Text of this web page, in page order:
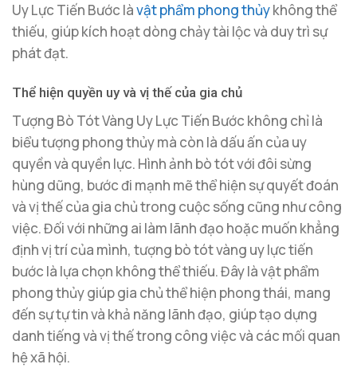
Uy Lực Tiến Bước làvật phẩm phong thủykhông thể
thiếu, giúp kích hoạt dòng chảy tài lộc và duy trì sự
phát đạt.
Thể hiện quyền uy và vị thế của gia chủ
Tượng Bò Tót Vàng Uy Lực Tiến Bước không chỉ là
biểu tượng phong thủy mà còn là dấu ấn của uy
quyền và quyền lực. Hình ảnh bò tót với đôi sừng
hùng dũng, bước đi mạnh mẽ thể hiện sự quyết đoán
và vị thế của gia chủ trong cuộc sống cũng như công
việc. Đối với những ai làm lãnh đạo hoặc muốn khẳng
định vị trí của mình, tượng bò tót vàng uy lực tiến
bước là lựa chọn không thể thiếu. Đây là vật phẩm
phong thủy giúp gia chủ thể hiện phong thái, mang
đến sự tự tin và khả năng lãnh đạo, giúp tạo dựng
danh tiếng và vị thế trong công việc và các mối quan
hệ xã hội.